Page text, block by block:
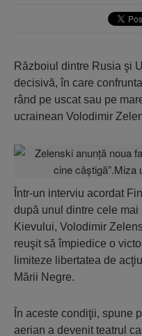
Războiul dintre Rusia şi
decisivă, în care
rând pe uscat sau pe
ucrainean Volodimir
Într-un interviu acordat
după unul dintre cele
Kievului, Volodimir
reuşit să împiedice o
limiteze libertatea de
Mării Negre.
În aceste condiţii, spune
aerian a devenit teatrul